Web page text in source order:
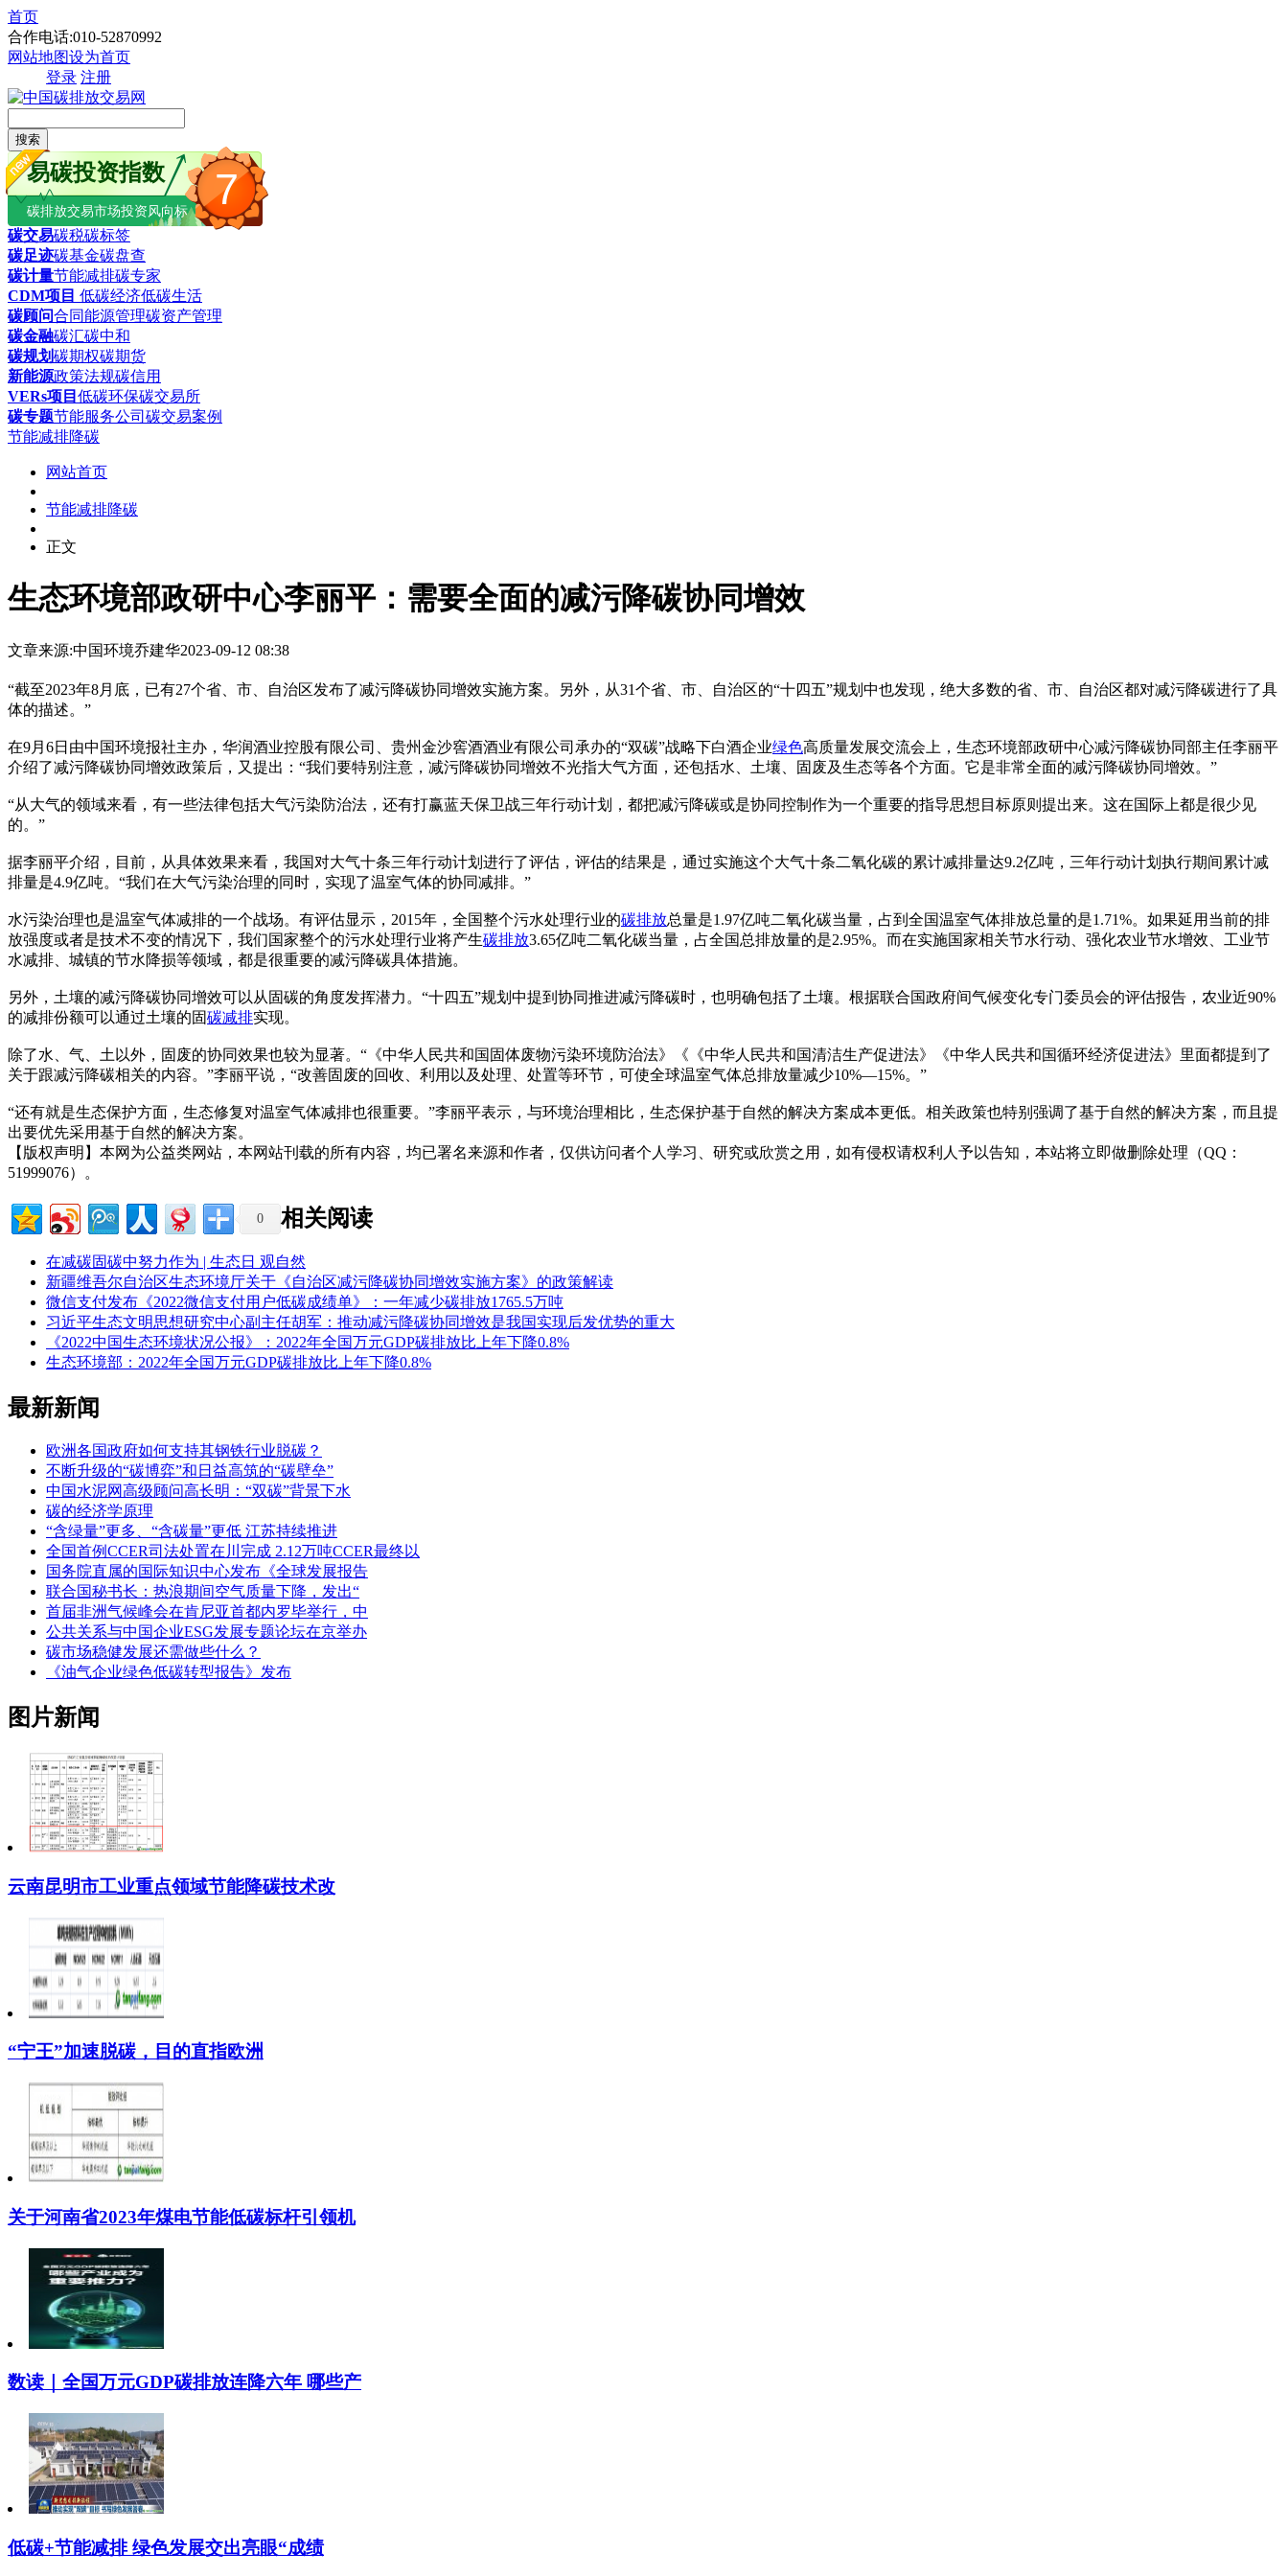
首页
合作电话:010-52870992
网站地图设为首页
登录 注册
搜索
7
易碳投资指数
碳排放交易市场投资风向标
碳交易碳税碳标签
碳足迹碳基金碳盘查
碳计量节能减排碳专家
CDM项目 低碳经济低碳生活
碳顾问合同能源管理碳资产管理
碳金融碳汇碳中和
碳规划碳期权碳期货
新能源政策法规碳信用
VERs项目 低碳环保碳交易所
碳专题节能服务公司 碳交易案例
节能减排降碳
网站首页
节能减排降碳
正文
生态环境部政研中心李丽平：需要全面的减污降碳协同增效
文章来源:中国环境乔建华2023-09-12 08:38
“截至2023年8月底，已有27个省、市、自治区发布了减污降碳协同增效实施方案。另外，从31个省、市、自治区的“十四五”规划中也发现，绝大多数的省、市、自治区都对减污降碳进行了具
体的描述。”
在9月6日由中国环境报社主办，华润酒业控股有限公司、贵州金沙窖酒酒业有限公司承办的“双碳”战略下白酒企业绿色高质量发展交流会上，生态环境部政研中心减污降碳协同部主任李丽平
介绍了减污降碳协同增效政策后，又提出：“我们要特别注意，减污降碳协同增效不光指大气方面，还包括水、土壤、固废及生态等各个方面。它是非常全面的减污降碳协同增效。”
“从大气的领域来看，有一些法律包括大气污染防治法，还有打赢蓝天保卫战三年行动计划，都把减污降碳或是协同控制作为一个重要的指导思想目标原则提出来。这在国际上都是很少见
的。”
据李丽平介绍，目前，从具体效果来看，我国对大气十条三年行动计划进行了评估，评估的结果是，通过实施这个大气十条二氧化碳的累计减排量达9.2亿吨，三年行动计划执行期间累计减
排量是4.9亿吨。“我们在大气污染治理的同时，实现了温室气体的协同减排。”
水污染治理也是温室气体减排的一个战场。有评估显示，2015年，全国整个污水处理行业的碳排放总量是1.97亿吨二氧化碳当量，占到全国温室气体排放总量的是1.71%。如果延用当前的排
放强度或者是技术不变的情况下，我们国家整个的污水处理行业将产生碳排放3.65亿吨二氧化碳当量，占全国总排放量的是2.95%。而在实施国家相关节水行动、强化农业节水增效、工业节
水减排、城镇的节水降损等领域，都是很重要的减污降碳具体措施。
另外，土壤的减污降碳协同增效可以从固碳的角度发挥潜力。“十四五”规划中提到协同推进减污降碳时，也明确包括了土壤。根据联合国政府间气候变化专门委员会的评估报告，农业近90%
的减排份额可以通过土壤的固碳减排实现。
除了水、气、土以外，固废的协同效果也较为显著。“《中华人民共和国固体废物污染环境防治法》《《中华人民共和国清洁生产促进法》《中华人民共和国循环经济促进法》里面都提到了
关于跟减污降碳相关的内容。”李丽平说，“改善固废的回收、利用以及处理、处置等环节，可使全球温室气体总排放量减少10%—15%。”
“还有就是生态保护方面，生态修复对温室气体减排也很重要。”李丽平表示，与环境治理相比，生态保护基于自然的解决方案成本更低。相关政策也特别强调了基于自然的解决方案，而且提
出要优先采用基于自然的解决方案。
【版权声明】本网为公益类网站，本网站刊载的所有内容，均已署名来源和作者，仅供访问者个人学习、研究或欣赏之用，如有侵权请权利人予以告知，本站将立即做删除处理（QQ：
51999076）。
0 相关阅读
在减碳固碳中努力作为 | 生态日 观自然
新疆维吾尔自治区生态环境厅关于《自治区减污降碳协同增效实施方案》的政策解读
微信支付发布《2022微信支付用户低碳成绩单》：一年减少碳排放1765.5万吨
习近平生态文明思想研究中心副主任胡军：推动减污降碳协同增效是我国实现后发优势的重大
《2022中国生态环境状况公报》：2022年全国万元GDP碳排放比上年下降0.8%
生态环境部：2022年全国万元GDP碳排放比上年下降0.8%
最新新闻
欧洲各国政府如何支持其钢铁行业脱碳？
不断升级的“碳博弈”和日益高筑的“碳壁垒”
中国水泥网高级顾问高长明：“双碳”背景下水
碳的经济学原理
“含绿量”更多、“含碳量”更低 江苏持续推进
全国首例CCER司法处置在川完成 2.12万吨CCER最终以
国务院直属的国际知识中心发布《全球发展报告
联合国秘书长：热浪期间空气质量下降，发出“
首届非洲气候峰会在肯尼亚首都内罗毕举行，中
公共关系与中国企业ESG发展专题论坛在京举办
碳市场稳健发展还需做些什么？
《油气企业绿色低碳转型报告》发布
图片新闻
云南昆明市工业重点领域节能降碳技术改
“宁王”加速脱碳，目的直指欧洲
关于河南省2023年煤电节能低碳标杆引领机
数读｜全国万元GDP碳排放连降六年 哪些产
低碳+节能减排 绿色发展交出亮眼“成绩